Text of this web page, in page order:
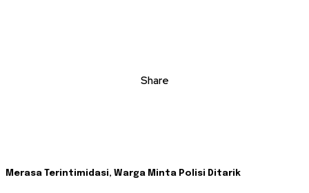
Share
Merasa Terintimidasi, Warga Minta Polisi Ditarik